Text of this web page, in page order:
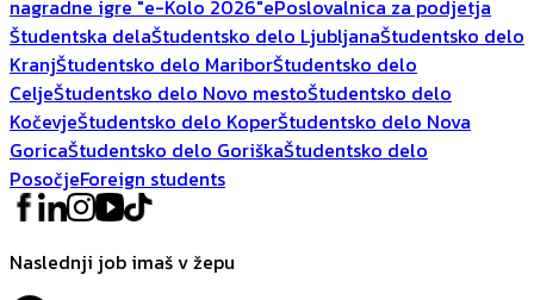
nagradne igre "e-Kolo 2026"ePoslovalnica za podjetja
Študentska delaŠtudentsko delo LjubljanaŠtudentsko delo
KranjŠtudentsko delo MariborŠtudentsko delo
CeljeŠtudentsko delo Novo mestoŠtudentsko delo
KočevjeŠtudentsko delo KoperŠtudentsko delo Nova
GoricaŠtudentsko delo GoriškaŠtudentsko delo
PosočjeForeign students
Naslednji job imaš v žepu